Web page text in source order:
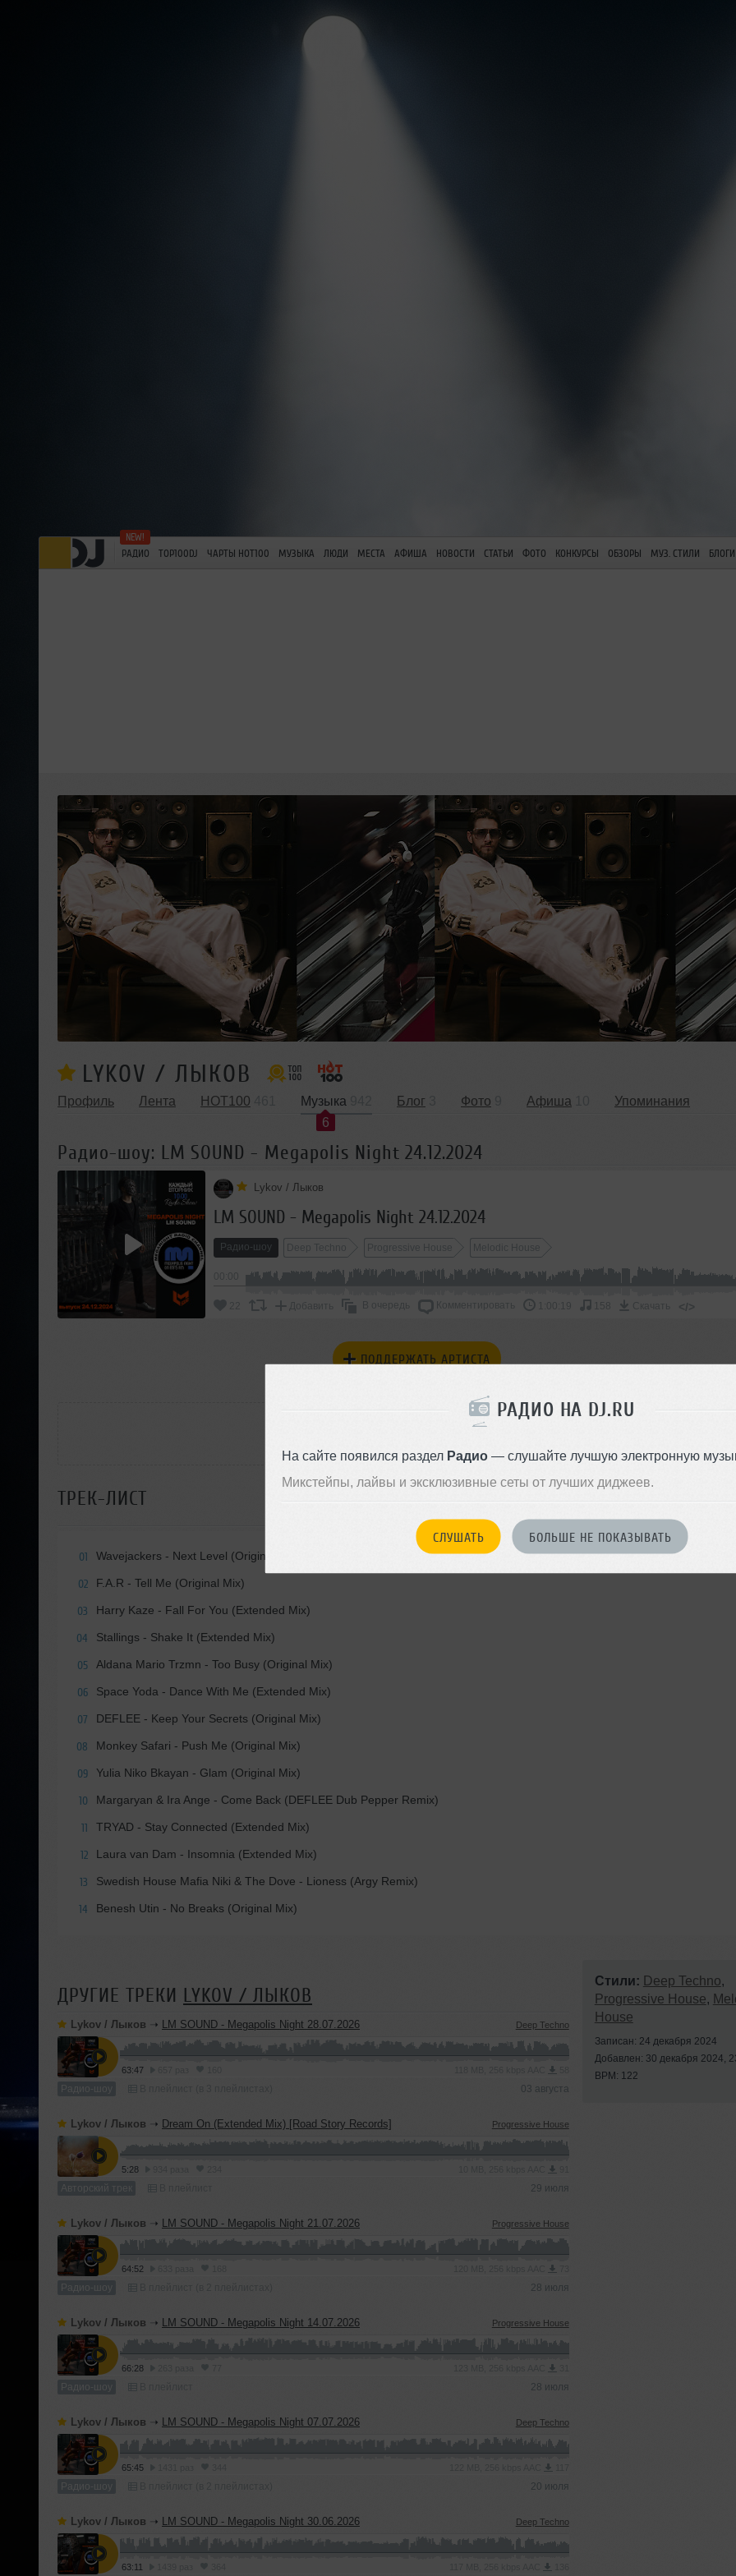
РАДИО НА DJ.RU
На сайте появился раздел Радио— слушайте лучшую электронную
Микстейпы, лайвы и эксклюзивные сеты от лучших диджеев.
СЛУШАТЬ БОЛЬШЕ НЕ ПОКАЗЫВАТЬ
РАДИО TOP100DJ ЧАРТЫ HOT100 МУЗЫКА ЛЮДИ МЕСТА АФИША НОВОСТИ СТАТЬИ ФОТО КОНКУРСЫ ОБЗОРЫ МУЗ. СТИЛИ БЛОГИ
LYKOV / ЛЫКОВ
Профиль Лента HOT100
Музыка
6
Блог Фото Афиша Упоминания
Радио-шоу: LM SOUND - Megapolis Night 24.12.2024
Lykov / Лыков
LM SOUND - Megapolis Night 24.12.2024
Радио-шоу Deep Techno Progressive House Melodic House
22 Добавить В очередь Комментировать 1:00:19 158 Скачать </>
ПОДДЕРЖАТЬ АРТИСТА
РАССКАЖИ ДРУЗЬЯМ
ТРЕК-ЛИСТ
01 Wavejackers - Next Level (Original Mix)
02 F.A.R - Tell Me (Original Mix)
03 Harry Kaze - Fall For You (Extended Mix)
04 Stallings - Shake It (Extended Mix)
05 Aldana Mario Trzmn - Too Busy (Original Mix)
06 Space Yoda - Dance With Me (Extended Mix)
07 DEFLEE - Keep Your Secrets (Original Mix)
08 Monkey Safari - Push Me (Original Mix)
09 Yulia Niko Bkayan - Glam (Original Mix)
10 Margaryan & Ira Ange - Come Back (DEFLEE Dub Pepper Remix)
11 TRYAD - Stay Connected (Extended Mix)
12 Laura van Dam - Insomnia (Extended Mix)
13 Swedish House Mafia Niki & The Dove - Lioness (Argy Remix)
14 Benesh Utin - No Breaks (Original Mix)
ДРУГИЕ ТРЕКИ LYKOV / ЛЫКОВ
Lykov / Лыков ➝ LM SOUND - Megapolis Night 28.07.2026 Deep Techno
63:47
Радио-шоу 03 августа
Lykov / Лыков ➝ Dream On (Extended Mix) [Road Story Records] Progressive House
5:28
Авторский трек 29 июля
Lykov / Лыков ➝ LM SOUND - Megapolis Night 21.07.2026 Progressive House
64:52
Радио-шоу 28 июля
Lykov / Лыков ➝ LM SOUND - Megapolis Night 14.07.2026 Progressive House
66:28
Радио-шоу 28 июля
Lykov / Лыков ➝ LM SOUND - Megapolis Night 07.07.2026 Deep Techno
65:45
Радио-шоу 20 июля
Lykov / Лыков ➝ LM SOUND - Megapolis Night 30.06.2026 Deep Techno
63:11
Стили: Deep Techno,
Progressive House,
House
Записан: 24 декабря 2024
Добавлен: 30 декабря 2024,
BPM: 122